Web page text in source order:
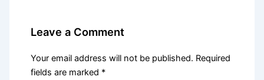
Leave a Comment
Your email address will not be published. Required
fields are marked *